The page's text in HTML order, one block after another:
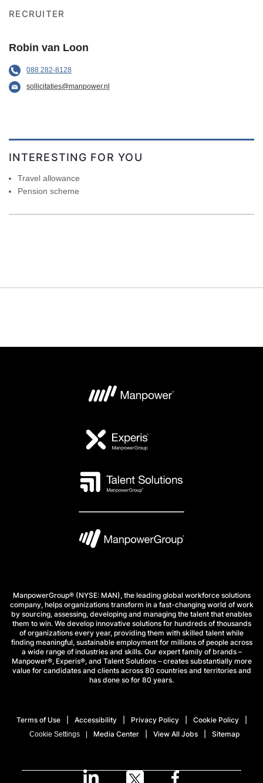
RECRUITER
Robin van Loon
088 282-8128
sollicitaties@manpower.nl
INTERESTING FOR YOU
Travel allowance
Pension scheme
ManpowerGroup® (NYSE: MAN), the leading global workforce solutions
company, helps organizations transform in a fast-changing world of work
by sourcing, assessing, developing and managing the talent that enables
them to win. We develop innovative solutions for hundreds of thousands
of organizations every year, providing them with skilled talent while
finding meaningful, sustainable employment for millions of people across
a wide range of industries and skills. Our expert family of brands –
Manpower®, Experis®, and Talent Solutions – creates substantially more
value for candidates and clients across 80 countries and territories and
has done so for 80 years.
Terms of Use Accessibility Privacy Policy Cookie Policy
Cookie Settings Media Center View All Jobs Sitemap